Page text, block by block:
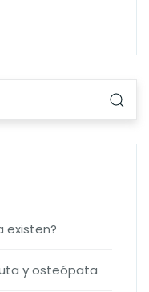
existen?
y osteópata